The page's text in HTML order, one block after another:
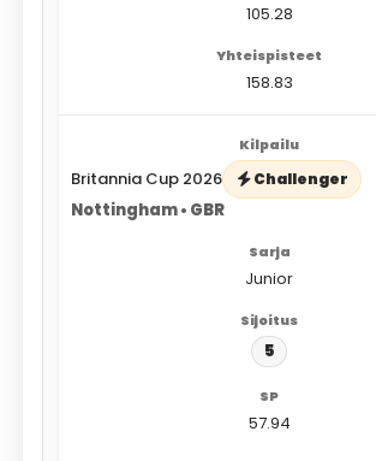
105.28
158.83
Britannia Cup 2026 Challenger
Nottingham • GBR
Junior
5
57.94